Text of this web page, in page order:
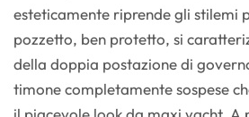
esteticamente riprende gli stilemi
pozzetto, ben protetto, si
della doppia postazione di
timone completamente sospese